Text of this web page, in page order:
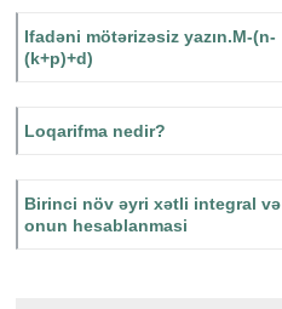
Ifadəni mötərizəsiz yazın.M-(n-
(k+p)+d)
Loqarifma nedir?
Birinci növ əyri xətli integral və
onun hesablanmasi